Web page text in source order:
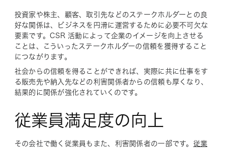
投資家や株主、顧客、取引先などのステークホルダーとの良
好な関係は、ビジネスを円滑に運営するために必要不可欠な
要素です。CSR 活動によって企業のイメージを向上させる
ことは、こういったステークホルダーの信頼を獲得すること
につながります。
社会からの信頼を得ることができれば、実際に共に仕事をす
る販売先や納入先などの利害関係者からの信頼も厚くなり、
結果的に関係が強化されていくのです。
従業員満足度の向上
その会社で働く従業員もまた、利害関係者の一部です。 従業